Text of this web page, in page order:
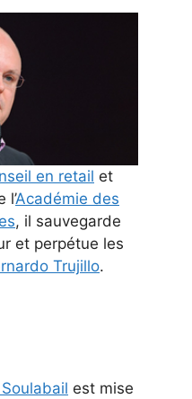
en retail et
l’Académie des
, il sauvegarde
et perpétue les
Trujillo.
est mise